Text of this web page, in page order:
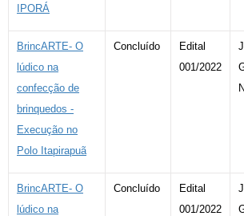
IPORÁ
BrincARTE- O
lúdico na
confecção de
brinquedos -
Execução no
Polo Itapirapuã
Concluído
Edital
001/2022
BrincARTE- O
lúdico na
Concluído
Edital
001/2022